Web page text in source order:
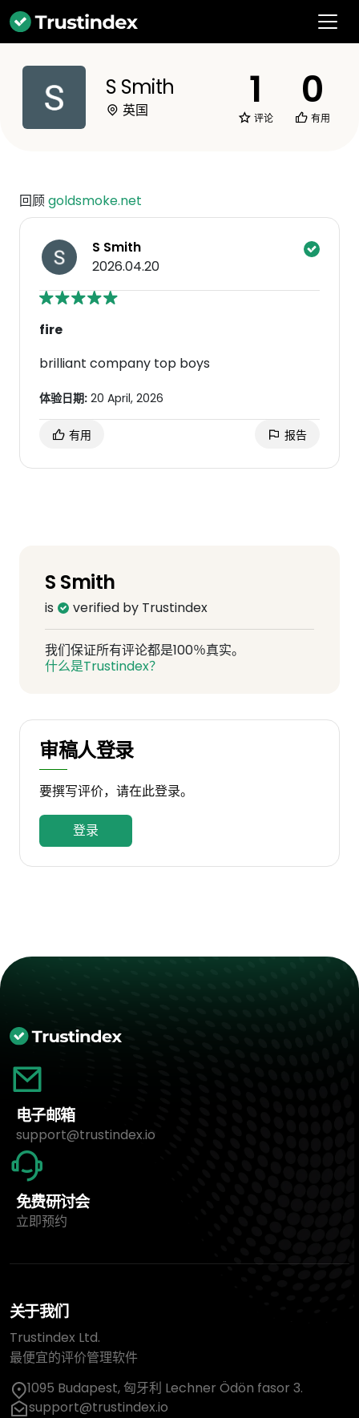
S Smith
英国 1
评论
0
有用
回顾goldsmoke.net
S Smith
2026.04.20
fire
brilliant company top boys
体验日期: 20 April, 2026
有用 报告
S Smith
is verified by Trustindex
我们保证所有评论都是100％真实。
什么是Trustindex？
审稿人登录
要撰写评价，请在此登录。
登录
电子邮箱
support@trustindex.io
免费研讨会
立即预约
关于我们
Trustindex Ltd.
最便宜的评价管理软件
1095 Budapest, 匈牙利 Lechner Ödön fasor 3.
support@trustindex.io